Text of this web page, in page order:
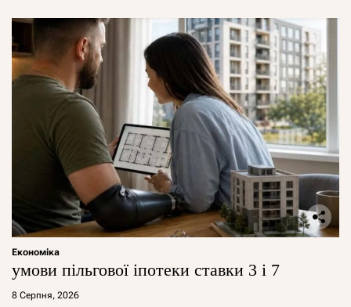
Економіка
умови пільгової іпотеки ставки 3 і 7
8 Серпня, 2026